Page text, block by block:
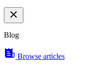
Blog
Browse articles